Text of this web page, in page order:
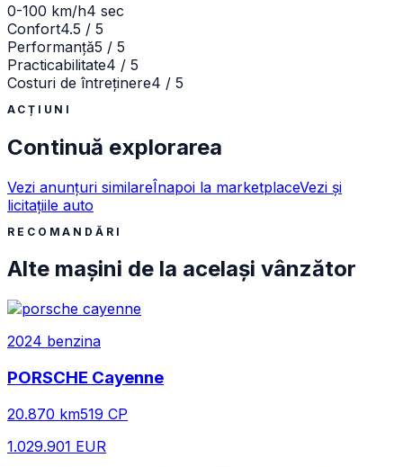
0-100 km/h4 sec
Confort4.5 / 5
Performanță5 / 5
Practicabilitate4 / 5
Costuri de întreținere4 / 5
ACȚIUNI
Continuă explorarea
Vezi anunțuri similareÎnapoi la marketplaceVezi și
licitațiile auto
RECOMANDĂRI
Alte mașini de la același vânzător
2024 benzina
PORSCHE Cayenne
20.870 km519 CP
1.029.901 EUR